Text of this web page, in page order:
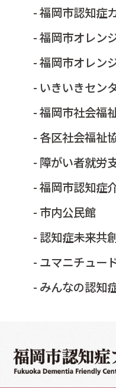
- 福岡市認知症
- 福岡市オレン
- 福岡市オレン
- いきいきセン
- 福岡市社会福
- 各区社会福祉
- 障がい者就労
- 福岡市認知症
- 市内公民館
- 認知症未来共
- ユマニチュー
- みんなの認知